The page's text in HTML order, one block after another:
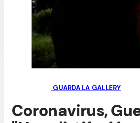
GUARDA LA GALLERY
Coronavirus,